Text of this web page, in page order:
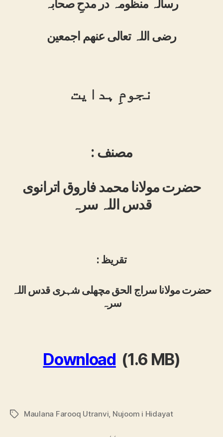
رسالہ منظومہ در مدحِ صحابہ
رضی اللہ تعالی عنھم اجمعین
نجومِ ہدایت
: مصنف
حضرت مولانا محمد فاروق اترانوی
قدس اللہ سرہ
: تقریظ
حضرت مولانا سراج الحق مچھلی شہری قدس اللہ
سرہ
Download (1.6 MB)
TagsMaulana Farooq Utranvi Nujoom i Hidayat